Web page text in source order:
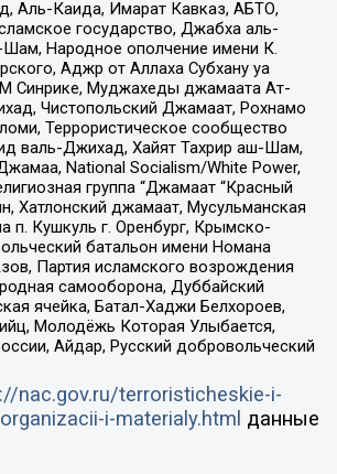
Аль-Каида, Имарат Кавказ, АБТО,
государство, Джабха аль-
Народное ополчение имени К.
Аджр от Аллаха Субхану уа
Синрике, Муджахеды джамаата Ат-
Чистопольский Джамаат, Рохнамо
Террористическое сообщество
валь-Джихад, Хайят Тахрир аш-Шам,
National Socialism/White Power,
группа “Джамаат “Красный
Хатлонский джамаат, Мусульманская
п. Кушкуль г. Оренбург, Крымско-
батальон имени Номана
Партия исламского возрождения
самооборона, Дуббайский
ячейка, Батал-Хаджи Белхороев,
Молодёжь Которая Улыбается,
Айдар, Русский добровольческий
nac.gov.ru/terroristicheskie-i-
i-materialy.html данные